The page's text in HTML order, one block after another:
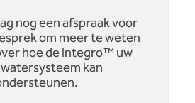
nog een afspraak voor
om meer te weten
hoe de Integro™ uw
kan